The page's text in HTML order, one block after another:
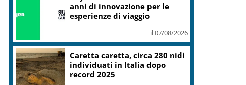
Mic, Liguria: 5,8 mln da piano Grandi
Progetti Beni Culturali
il 07/08/2026
Mondiali Wakeboard: primo
oro è azzurro, Noa Gualtieri
campione Under 14